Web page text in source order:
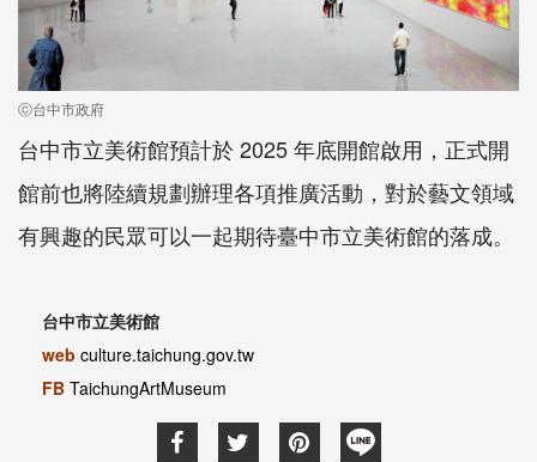
ⓒ台中市政府
台中市立美術館預計於 2025 年底開館啟用，正式開
館前也將陸續規劃辦理各項推廣活動，對於藝文領域
有興趣的民眾可以一起期待臺中市立美術館的落成。
台中市立美術館
web culture.taichung.gov.tw
FB TaichungArtMuseum